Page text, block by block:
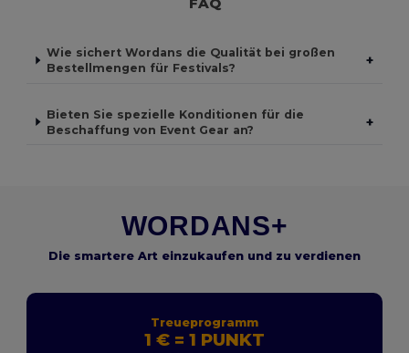
Wie sichert Wordans die Qualität bei großen
Bestellmengen für Festivals?
+
Bieten Sie spezielle Konditionen für die
Beschaffung von Event Gear an?
+
WORDANS+
Die smartere Art einzukaufen und zu verdienen
Treueprogramm
1 € = 1 PUNKT